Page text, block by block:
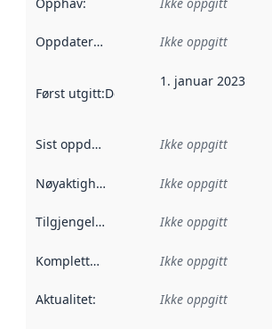
Oppdateringsfrekvens :
Ikke oppgitt
Først utgitt:Denne datoen sier når
1. januar 2023
Sist oppdatert Ikke oppgitt
Nøyaktighet Ikke oppgitt
Tilgjengelighet Ikke oppgitt
Kompletthet Ikke oppgitt
Aktualitet: Ikke oppgitt